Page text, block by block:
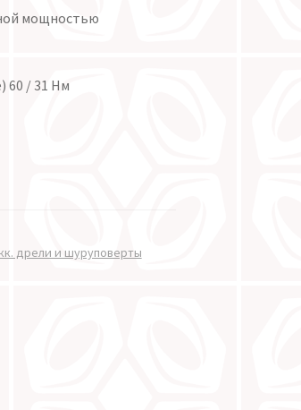
мощностью
60 / 31 Нм
дрели и шуруповерты